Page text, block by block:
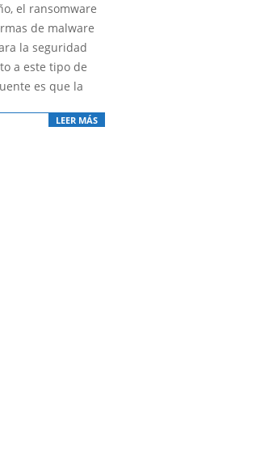
el ransomware
de malware
la seguridad
a este tipo de
es que la
LEER MÁS